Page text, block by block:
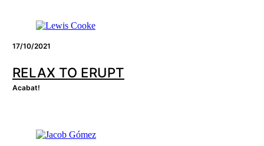
17/10/2021
RELAX TO ERUPT
Acabat!